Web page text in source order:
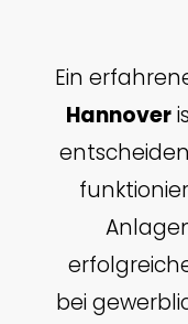
Ein
Hannover
bei